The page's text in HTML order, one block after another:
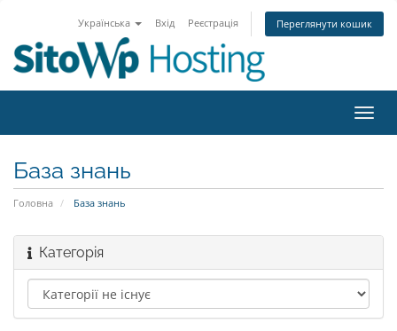
Українська Вхід Реєстрація Переглянути кошик
База знань
Головна База знань
Категорія